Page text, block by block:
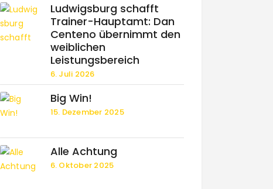
Ludwigsburg schafft
Trainer-Hauptamt: Dan
Centeno übernimmt den
weiblichen
Leistungsbereich
6. Juli 2026
Big Win!
15. Dezember 2025
Alle Achtung
6. Oktober 2025